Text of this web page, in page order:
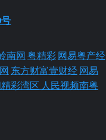
南网 粤精彩 网易粤产经
东方财富壹财经 网易
彩湾区 人民视频南粤